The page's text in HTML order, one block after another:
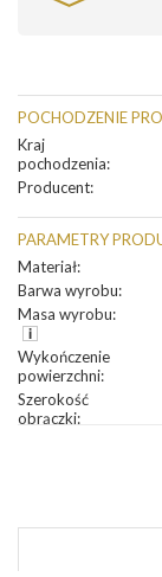
POCHODZENIE
Kraj
pochodzenia:
Producent:
PARAMETRY
Materiał:
Barwa wyrobu:
Masa wyrobu:
Wykończenie
powierzchni:
Szerokość
obrączki: